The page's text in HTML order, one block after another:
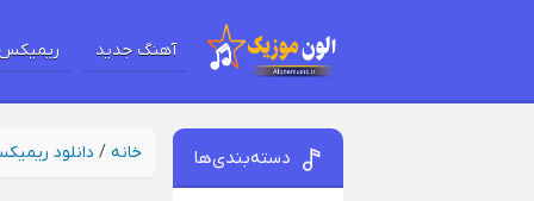
آهنگ جدید
خانه / دانلود دسته‌بندی‌ها